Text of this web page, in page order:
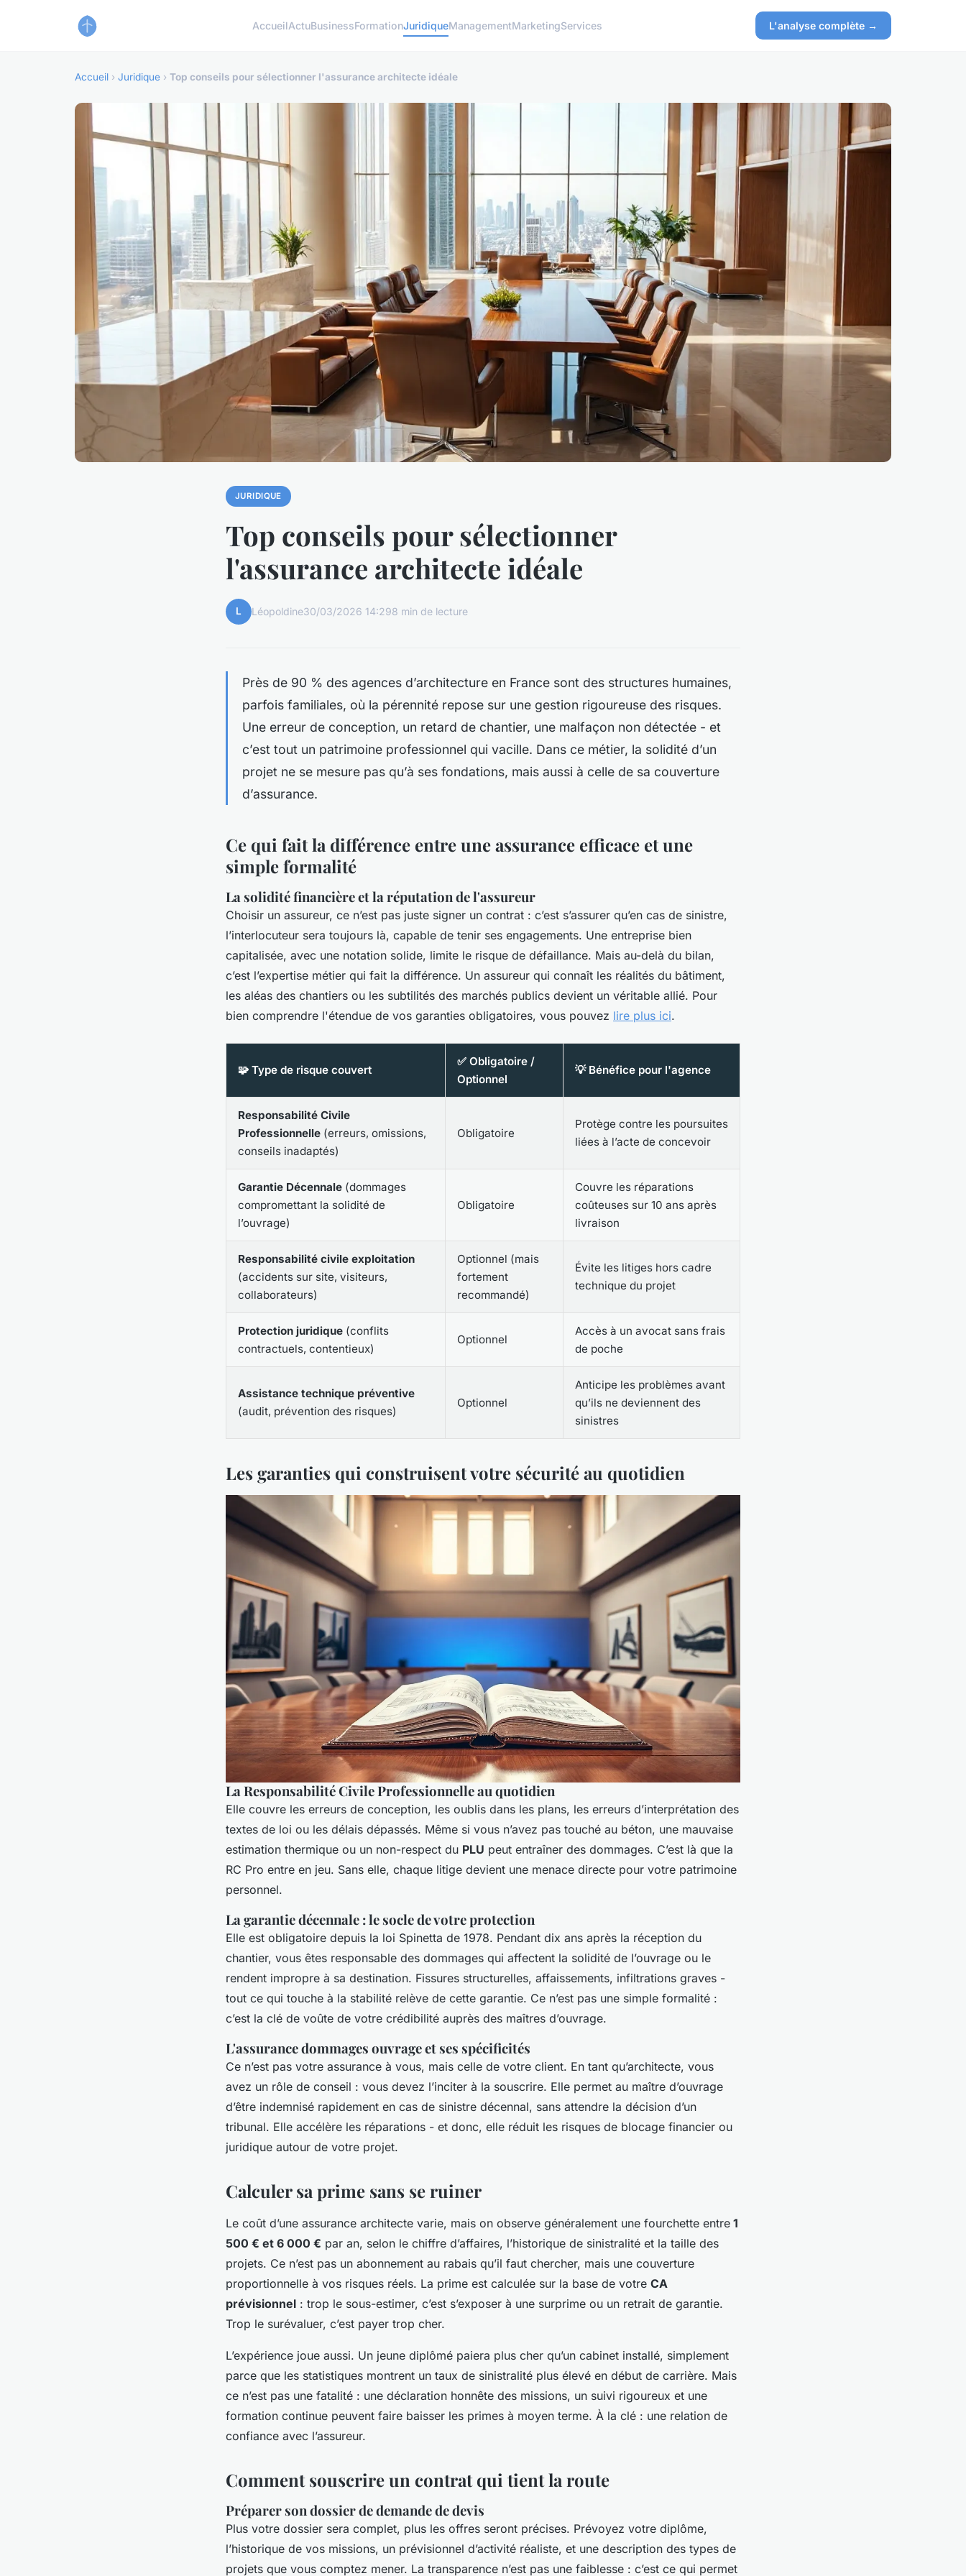
AccueilActuBusinessFormationJuridiqueManagementMarketingServices L'analyse complète →
Accueil › Juridique › Top conseils pour sélectionner l'assurance architecte idéale
JURIDIQUE
Top conseils pour sélectionner
l'assurance architecte idéale
L Léopoldine30/03/2026 14:298 min de lecture
Près de 90 % des agences d’architecture en France sont des structures humaines,
parfois familiales, où la pérennité repose sur une gestion rigoureuse des risques.
Une erreur de conception, un retard de chantier, une malfaçon non détectée - et
c’est tout un patrimoine professionnel qui vacille. Dans ce métier, la solidité d’un
projet ne se mesure pas qu’à ses fondations, mais aussi à celle de sa couverture
d’assurance.
Ce qui fait la différence entre une assurance efficace et une
simple formalité
La solidité financière et la réputation de l'assureur
Choisir un assureur, ce n’est pas juste signer un contrat : c’est s’assurer qu’en cas de sinistre,
l’interlocuteur sera toujours là, capable de tenir ses engagements. Une entreprise bien
capitalisée, avec une notation solide, limite le risque de défaillance. Mais au-delà du bilan,
c’est l’expertise métier qui fait la différence. Un assureur qui connaît les réalités du bâtiment,
les aléas des chantiers ou les subtilités des marchés publics devient un véritable allié. Pour
bien comprendre l'étendue de vos garanties obligatoires, vous pouvez lire plus ici.
🧩 Type de risque couvert
✅ Obligatoire /
Optionnel
💡 Bénéfice pour l'agence
Responsabilité Civile
Professionnelle (erreurs, omissions,
conseils inadaptés)
Obligatoire
Protège contre les poursuites
liées à l’acte de concevoir
Garantie Décennale (dommages
compromettant la solidité de
l’ouvrage)
Obligatoire
Couvre les réparations
coûteuses sur 10 ans après
livraison
Responsabilité civile exploitation
(accidents sur site, visiteurs,
collaborateurs)
Optionnel (mais
fortement
recommandé)
Évite les litiges hors cadre
technique du projet
Protection juridique (conflits
contractuels, contentieux)
Optionnel
Accès à un avocat sans frais
de poche
Assistance technique préventive
(audit, prévention des risques)
Optionnel
Anticipe les problèmes avant
qu’ils ne deviennent des
sinistres
Les garanties qui construisent votre sécurité au quotidien
La Responsabilité Civile Professionnelle au quotidien
Elle couvre les erreurs de conception, les oublis dans les plans, les erreurs d’interprétation des
textes de loi ou les délais dépassés. Même si vous n’avez pas touché au béton, une mauvaise
estimation thermique ou un non-respect du PLU peut entraîner des dommages. C’est là que la
RC Pro entre en jeu. Sans elle, chaque litige devient une menace directe pour votre patrimoine
personnel.
La garantie décennale : le socle de votre protection
Elle est obligatoire depuis la loi Spinetta de 1978. Pendant dix ans après la réception du
chantier, vous êtes responsable des dommages qui affectent la solidité de l’ouvrage ou le
rendent impropre à sa destination. Fissures structurelles, affaissements, infiltrations graves -
tout ce qui touche à la stabilité relève de cette garantie. Ce n’est pas une simple formalité :
c’est la clé de voûte de votre crédibilité auprès des maîtres d’ouvrage.
L'assurance dommages ouvrage et ses spécificités
Ce n’est pas votre assurance à vous, mais celle de votre client. En tant qu’architecte, vous
avez un rôle de conseil : vous devez l’inciter à la souscrire. Elle permet au maître d’ouvrage
d’être indemnisé rapidement en cas de sinistre décennal, sans attendre la décision d’un
tribunal. Elle accélère les réparations - et donc, elle réduit les risques de blocage financier ou
juridique autour de votre projet.
Calculer sa prime sans se ruiner
Le coût d’une assurance architecte varie, mais on observe généralement une fourchette entre 1
500 € et 6 000 € par an, selon le chiffre d’affaires, l’historique de sinistralité et la taille des
projets. Ce n’est pas un abonnement au rabais qu’il faut chercher, mais une couverture
proportionnelle à vos risques réels. La prime est calculée sur la base de votre CA
prévisionnel : trop le sous-estimer, c’est s’exposer à une surprime ou un retrait de garantie.
Trop le surévaluer, c’est payer trop cher.
L’expérience joue aussi. Un jeune diplômé paiera plus cher qu’un cabinet installé, simplement
parce que les statistiques montrent un taux de sinistralité plus élevé en début de carrière. Mais
ce n’est pas une fatalité : une déclaration honnête des missions, un suivi rigoureux et une
formation continue peuvent faire baisser les primes à moyen terme. À la clé : une relation de
confiance avec l’assureur.
Comment souscrire un contrat qui tient la route
Préparer son dossier de demande de devis
Plus votre dossier sera complet, plus les offres seront précises. Prévoyez votre diplôme,
l’historique de vos missions, un prévisionnel d’activité réaliste, et une description des types de
projets que vous comptez mener. La transparence n’est pas une faiblesse : c’est ce qui permet